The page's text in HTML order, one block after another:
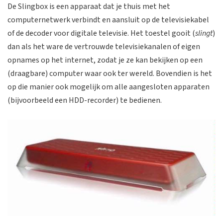
De Slingbox is een apparaat dat je thuis met het
computernetwerk verbindt en aansluit op de televisiekabel
of de decoder voor digitale televisie. Het toestel gooit (slingt)
dan als het ware de vertrouwde televisiekanalen of eigen
opnames op het internet, zodat je ze kan bekijken op een
(draagbare) computer waar ook ter wereld. Bovendien is het
op die manier ook mogelijk om alle aangesloten apparaten
(bijvoorbeeld een HDD-recorder) te bedienen.